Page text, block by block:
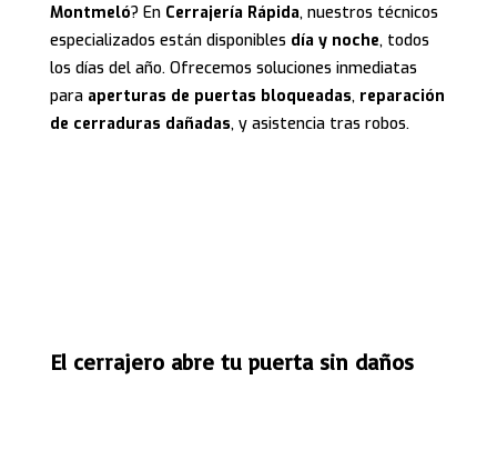
Montmeló? En Cerrajería Rápida, nuestros técnicos
especializados están disponibles día y noche, todos
los días del año. Ofrecemos soluciones inmediatas
para aperturas de puertas bloqueadas, reparación
de cerraduras dañadas, y asistencia tras robos.
El cerrajero abre tu puerta sin daños